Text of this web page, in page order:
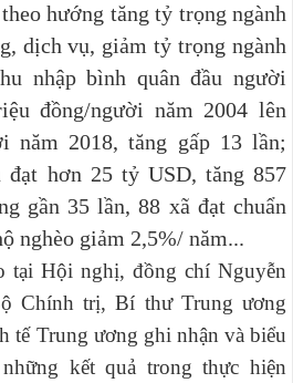
hướng tăng tỷ trọng ngành
dịch vụ, giảm tỷ trọng ngành
nhập bình quân đầu người
đồng/người năm 2004 lên
năm 2018, tăng gấp 13 lần;
đạt hơn 25 tỷ USD, tăng 857
gần 35 lần, 88 xã đạt chuẩn
nghèo giảm 2,5%/ năm...
Hội nghị, đồng chí Nguyễn
Chính trị, Bí thư Trung ương
tế Trung ương ghi nhận và biểu
kết quả trong thực hiện